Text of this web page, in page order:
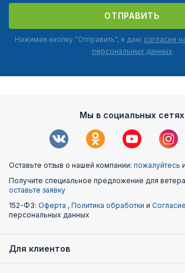
ОТПРАВИТЬ
Нажимая кнопку "Отправить", я даю согласие
персональных данных
Мы в социальных сетях
Оставьте отзыв о нашей компании: пожалуйтесь
Получите специальное предложение для
оставьте заявку
152-ФЗ: Оферта , Политика обработки и
персональных данных
Для клиентов